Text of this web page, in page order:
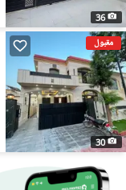
36
مقبول
30